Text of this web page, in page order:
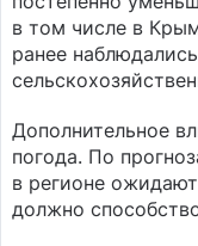
в том числе в
ранее
Дополнительное
погода. По
в регионе
должно